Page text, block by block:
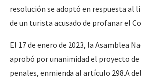
resolución se adoptó en respuesta al
de un turista acusado de profanar el
El 17 de enero de 2023, la Asamblea
aprobó por unanimidad el proyecto de
penales, enmienda al artículo 298.A